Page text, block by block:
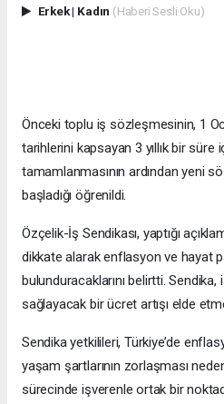
Erkek| Kadın (Haberi Sesli Oku)
Önceki toplu iş sözleşmesinin, 1
tarihlerini kapsayan 3 yıllık bir süre
tamamlanmasının ardından yeni
başladığı öğrenildi.
Özçelik-İş Sendikası, yaptığı
dikkate alarak enflasyon ve hayat
bulunduracaklarını belirtti.
sağlayacak bir ücret artışı elde
Sendika yetkilileri, Türkiye’de
yaşam şartlarının zorlaşması
sürecinde işverenle ortak bir